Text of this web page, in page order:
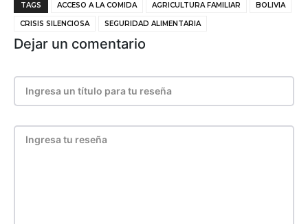
TAGS ACCESO A LA COMIDA AGRICULTURA FAMILIAR BOLIVIA
CRISIS SILENCIOSA SEGURIDAD ALIMENTARIA
Dejar un comentario